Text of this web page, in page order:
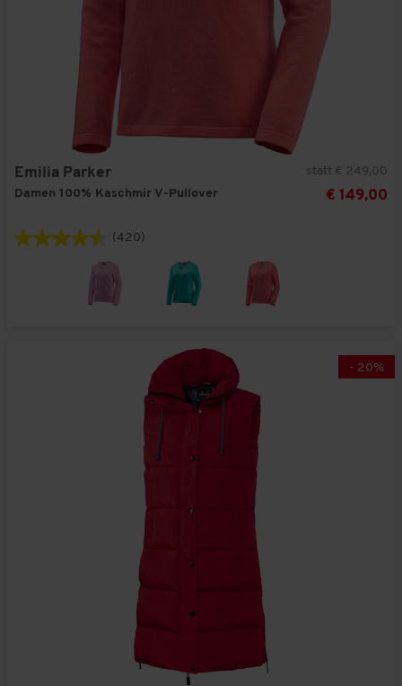
Emilia Parker
Damen 100% Kaschmir V-Pullover
statt € 249,00
€ 149,00
(420)
- 20%